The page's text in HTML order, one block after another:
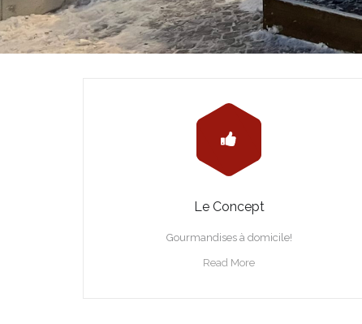
Le Concept
Gourmandises à domicile!
Read More